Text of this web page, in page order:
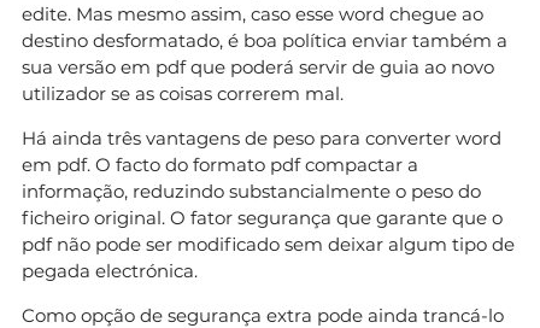
edite. Mas mesmo assim, caso esse word chegue ao
destino desformatado, é boa política enviar também a
sua versão em pdf que poderá servir de guia ao novo
utilizador se as coisas correrem mal.
Há ainda três vantagens de peso para converter word
em pdf. O facto do formato pdf compactar a
informação, reduzindo substancialmente o peso do
ficheiro original. O fator segurança que garante que o
pdf não pode ser modificado sem deixar algum tipo de
pegada electrónica.
Como opção de segurança extra pode ainda trancá-lo